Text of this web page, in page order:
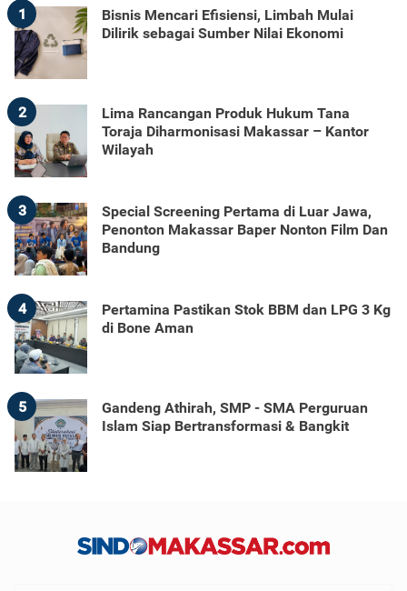
1
Bisnis Mencari Efisiensi, Limbah Mulai
Dilirik sebagai Sumber Nilai Ekonomi
2
Lima Rancangan Produk Hukum Tana
Toraja Diharmonisasi Makassar – Kantor
Wilayah
3
Special Screening Pertama di Luar Jawa,
Penonton Makassar Baper Nonton Film Dan
Bandung
4
Pertamina Pastikan Stok BBM dan LPG 3 Kg
di Bone Aman
5
Gandeng Athirah, SMP - SMA Perguruan
Islam Siap Bertransformasi & Bangkit